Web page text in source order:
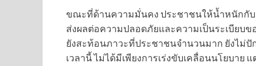
ขณะที่ด้านความมั่นคง ประชาชนให้น้ำหนักกับ
ส่งผลต่อความปลอดภัยและความเป็นระเบียบ
ยังสะท้อนภาวะที่ประชาชนจำนวนมาก ยังไม่
เวลานี้ ไม่ได้มีเพียงการเร่งขับเคลื่อนนโยบาย